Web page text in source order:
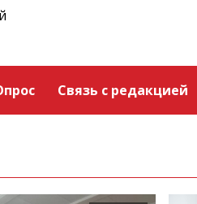
Связь с редакцией